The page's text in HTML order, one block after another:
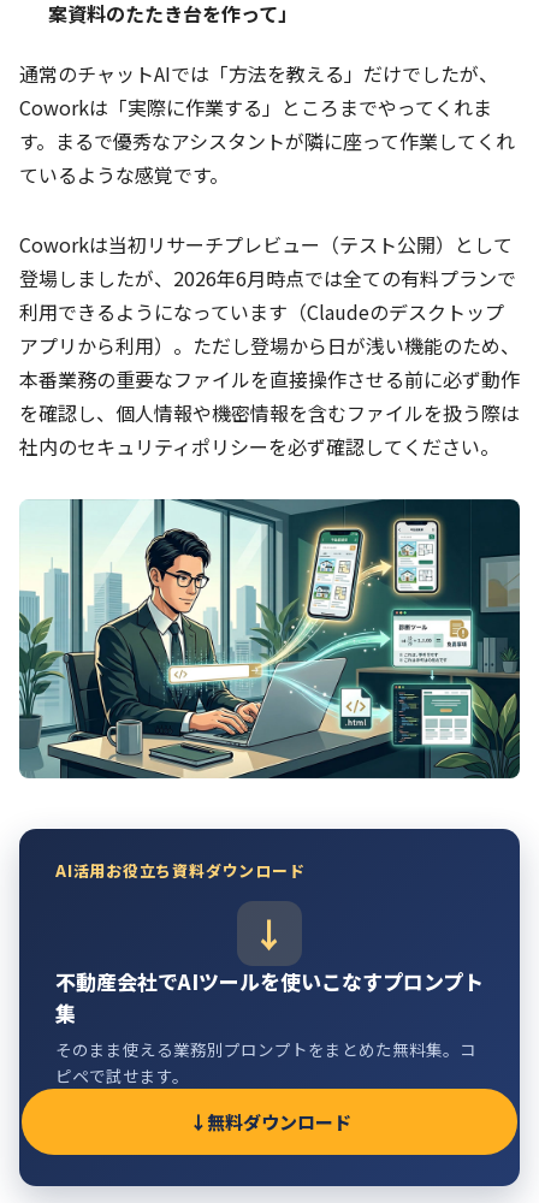
案資料のたたき台を作って」
通常のチャットAIでは「方法を教える」だけでしたが、
Coworkは「実際に作業する」ところまでやってくれま
す。まるで優秀なアシスタントが隣に座って作業してくれ
ているような感覚です。
Coworkは当初リサーチプレビュー（テスト公開）として
登場しましたが、2026年6月時点では全ての有料プランで
利用できるようになっています（Claudeのデスクトップ
アプリから利用）。ただし登場から日が浅い機能のため、
本番業務の重要なファイルを直接操作させる前に必ず動作
を確認し、個人情報や機密情報を含むファイルを扱う際は
社内のセキュリティポリシーを必ず確認してください。
AI活用お役立ち資料ダウンロード
不動産会社でAIツールを使いこなすプロンプト
集
そのまま使える業務別プロンプトをまとめた無料集。コ
ピペで試せます。
無料ダウンロード